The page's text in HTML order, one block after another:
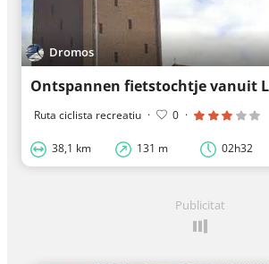
Dromos
Ontspannen fietstochtje vanuit
Ruta ciclista recreatiu · 0 ·
38,1 km 131 m 02h32
Publicitat